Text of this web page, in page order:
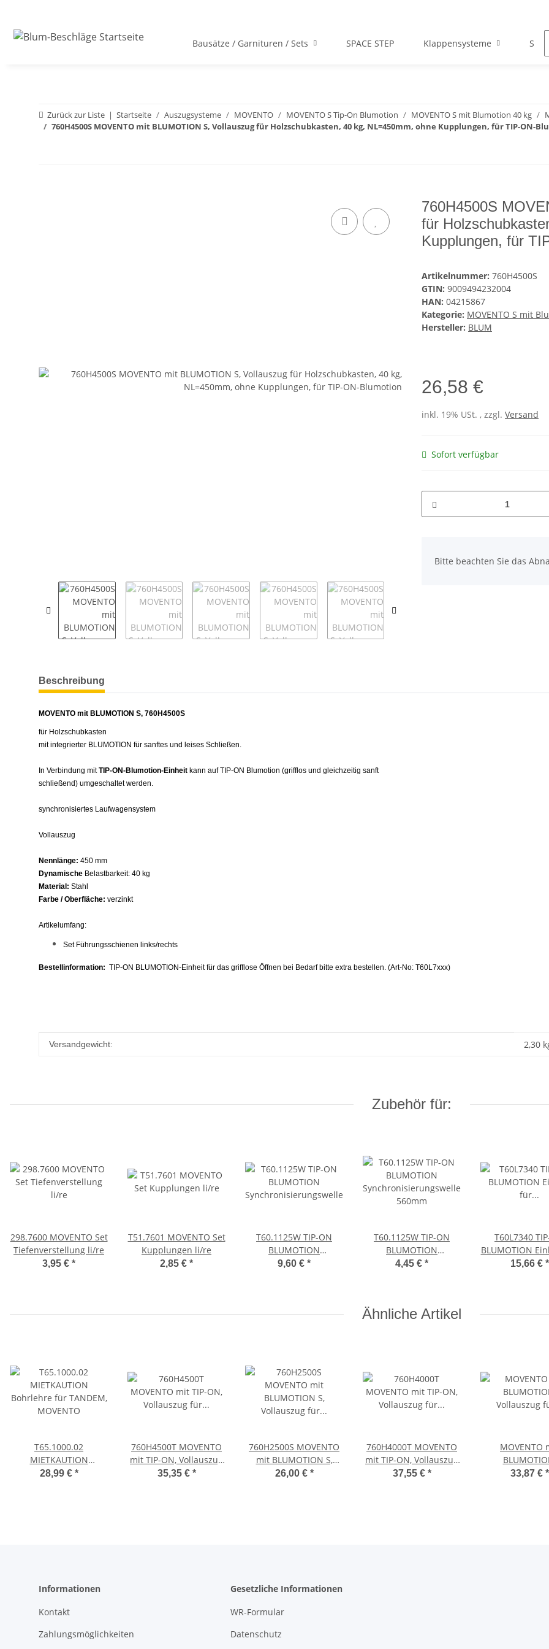
Bausätze / Garnituren / Sets SPACE STEP Klappensysteme
Zurück zur Liste Startseite Auszugsysteme MOVENTO MOVENTO S Tip-On Blumotion MOVENTO S mit Blumotion 40 kg
760H4500S MOVENTO mit BLUMOTION S, Vollauszug für Holzschubkasten, 40 kg, NL=450mm, ohne Kupplungen, für TIP-ON-
760H4500S
für
Kupplungen, für
Artikelnummer: 760H4500S
GTIN: 9009494232004
HAN: 04215867
Kategorie: MOVENTO S mit
Hersteller: BLUM
26,58 €
inkl. 19% USt. , zzgl. Versand
Sofort verfügbar
Bitte beachten Sie das
weitere Registerkarten anzeigen
Beschreibung
MOVENTO mit BLUMOTION S, 760H4500S
für Holzschubkasten
mit integrierter BLUMOTION für sanftes und leises Schließen.
In Verbindung mitTIP-ON-Blumotion-Einheit kann auf TIP-ON Blumotion (grifflos und gleichzeitig sanft
schließend) umgeschaltet werden.
synchronisiertes Laufwagensystem
Vollauszug
Nennlänge: 450 mm
Dynamische Belastbarkeit: 40 kg
Material: Stahl
Farbe / Oberfläche: verzinkt
Artikelumfang:
Set Führungsschienen links/rechts
Bestellinformation: TIP-ON BLUMOTION-Einheit für das grifflose Öffnen bei Bedarf bitte extra bestellen. (Art-No: T60L7xxx)
Produkteigenschaft
Wert
Versandgewicht: 2,30
Zubehör für:
298.7600 MOVENTO Set
Tiefenverstellung li/re
3,95 € *
T51.7601 MOVENTO Set
Kupplungen li/re
2,85 € *
T60.1125W TIP-ON
BLUMOTION
Synchronisierungswelle
9,60 € *
T60.1125W TIP-ON
BLUMOTION
Synchronisierungswelle
4,45 € *
T60L7340
BLUMOTION
LEGRABOX/
15,66 € *
Ähnliche Artikel
T65.1000.02
MIETKAUTION
Bohrlehre für TANDEM,
28,99 € *
760H4500T MOVENTO
mit TIP-ON, Vollauszug
für Holzschubkasten,
35,35 € *
760H2500S MOVENTO
mit BLUMOTION S,
Vollauszug für
26,00 € *
760H4000T MOVENTO
mit TIP-ON, Vollauszug
für Holzschubkasten,
37,55 € *
MOVENTO
Vollauszug
33,87 € *
Informationen
Kontakt
Zahlungsmöglichkeiten
Gesetzliche Informationen
WR-Formular
Datenschutz